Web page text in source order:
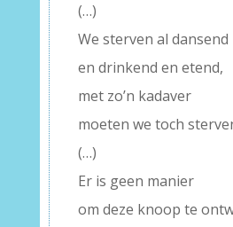
(…)
We sterven al dansend
en drinkend en etend,
met zo’n kadaver
moeten we toch
(…)
Er is geen manier
om deze knoop te